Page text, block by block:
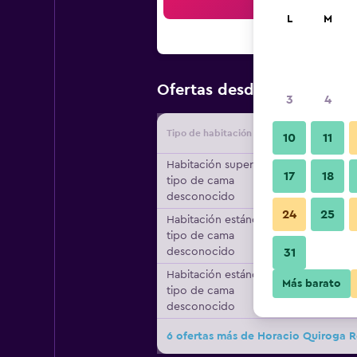
Ofertas desde Oferta
Tipo de habitación
Habitación superior,
tipo de cama
desconocido
Habitación estándar,
tipo de cama
desconocido
Habitación estándar,
tipo de cama
desconocido
6 ofertas más de Horacio Quiroga
L M
3 4
10 11
17 18
24 25
31
Más barato